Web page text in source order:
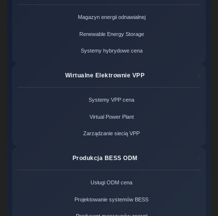
Magazyn energii odnawialnej
Renewable Energy Storage
Systemy hybrydowe cena
Wirtualne Elektrownie VPP
Systemy VPP cena
Virtual Power Plant
Zarządzanie siecią VPP
Produkcja BESS ODM
Usługi ODM cena
Projektowanie systemów BESS